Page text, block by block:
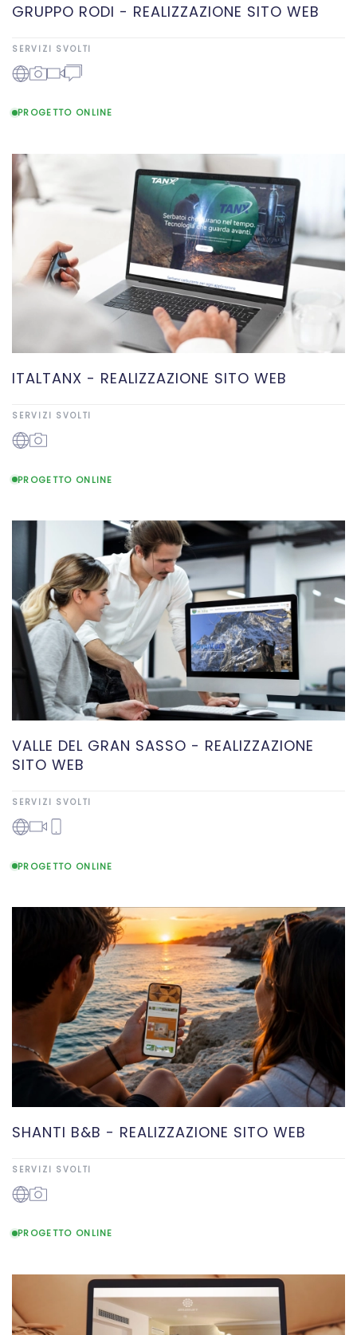
GRUPPO RODI - REALIZZAZIONE SITO WEB
SERVIZI SVOLTI
PROGETTO ONLINE
ITALTANX - REALIZZAZIONE SITO WEB
SERVIZI SVOLTI
PROGETTO ONLINE
VALLE DEL GRAN SASSO - REALIZZAZIONE
SITO WEB
SERVIZI SVOLTI
PROGETTO ONLINE
SHANTI B&B - REALIZZAZIONE SITO WEB
SERVIZI SVOLTI
PROGETTO ONLINE